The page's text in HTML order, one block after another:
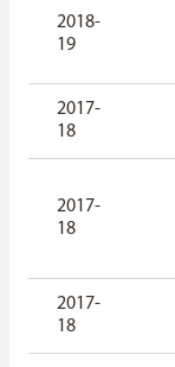
2018-
19
2017-
18
2017-
18
2017-
18